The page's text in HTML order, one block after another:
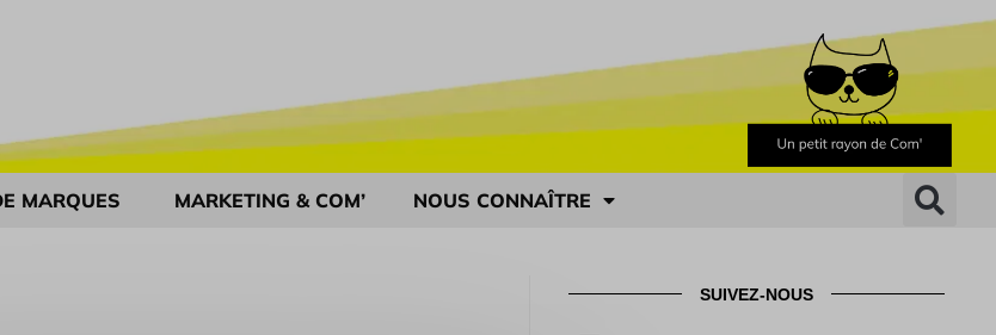
MARQUES MARKETING & COM’ NOUS CONNAÎTRE
SUIVEZ-NOUS